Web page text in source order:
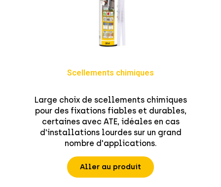
Scellements chimiques
Large choix de scellements chimiques
pour des fixations fiables et durables,
certaines avec ATE, idéales en cas
d'installations lourdes sur un grand
nombre d'applications.
Aller au produit